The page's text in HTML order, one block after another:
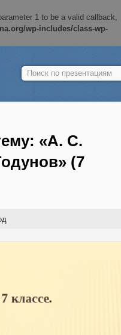
1 to be a valid callback,
wp-includes/class-wp-
Найти:
«А. С.
(7